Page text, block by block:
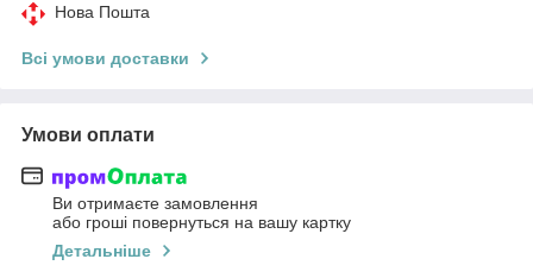
Нова Пошта
Всі умови доставки
Умови оплати
Ви отримаєте замовлення
або гроші повернуться на вашу картку
Детальніше